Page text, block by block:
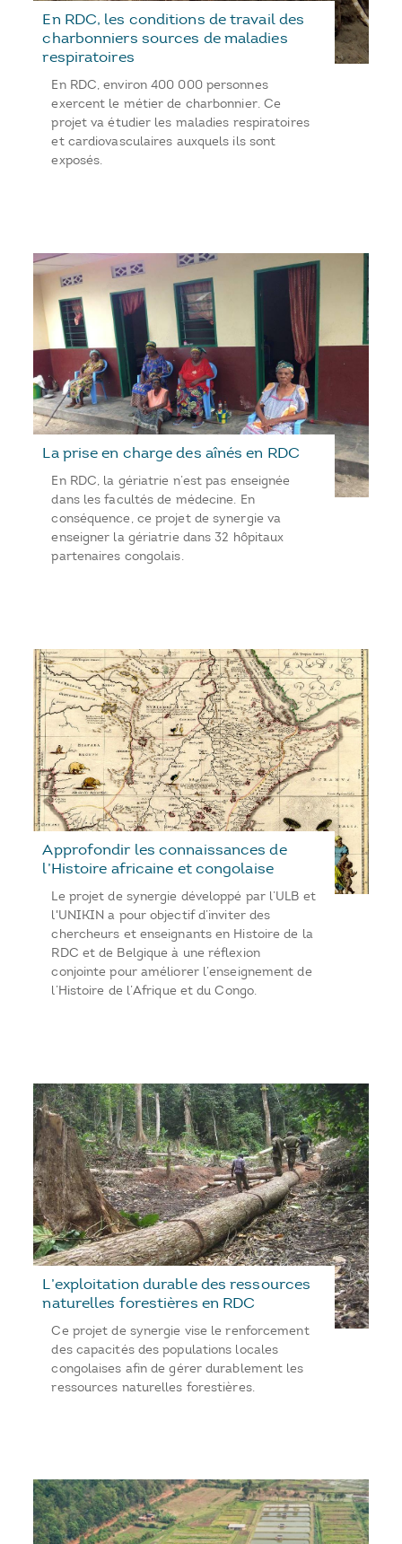
En RDC, les conditions de travail des
charbonniers sources de maladies
respiratoires
En RDC, environ 400 000 personnes
exercent le métier de charbonnier. Ce
projet va étudier les maladies respiratoires
et cardiovasculaires auxquels ils sont
exposés.
La prise en charge des aînés en RDC
En RDC, la gériatrie n’est pas enseignée
dans les facultés de médecine. En
conséquence, ce projet de synergie va
enseigner la gériatrie dans 32 hôpitaux
partenaires congolais.
Approfondir les connaissances de
l’Histoire africaine et congolaise
Le projet de synergie développé par l’ULB et
l'UNIKIN a pour objectif d’inviter des
chercheurs et enseignants en Histoire de la
RDC et de Belgique à une réflexion
conjointe pour améliorer l’enseignement de
l’Histoire de l’Afrique et du Congo.
L’exploitation durable des ressources
naturelles forestières en RDC
Ce projet de synergie vise le renforcement
des capacités des populations locales
congolaises afin de gérer durablement les
ressources naturelles forestières.